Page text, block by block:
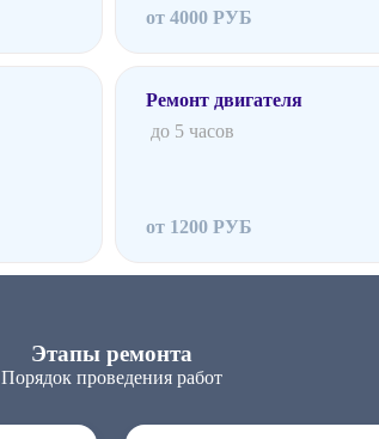
от 4000 РУБ
Ремонт двигателя
до 5 часов
от 1200 РУБ
Этапы ремонта
Порядок проведения работ